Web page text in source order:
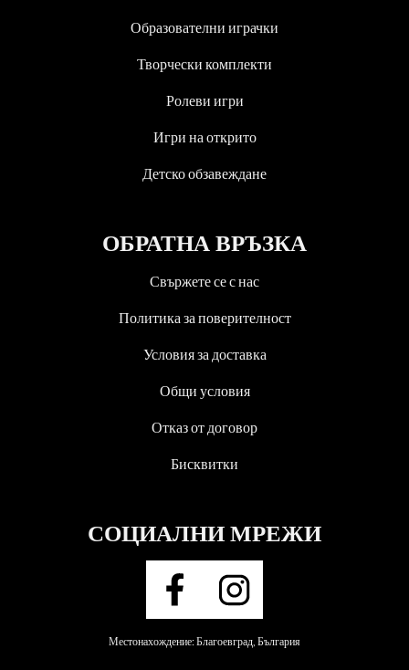
Образователни играчки
Творчески комплекти
Ролеви игри
Игри на открито
Детско обзавеждане
ОБРАТНА ВРЪЗКА
Свържете се с нас
Политика за поверителност
Условия за доставка
Общи условия
Отказ от договор
Бисквитки
СОЦИАЛНИ МРЕЖИ
Местонахождение: Благоевград, България